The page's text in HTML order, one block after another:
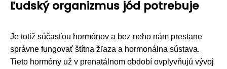
Ľudský organizmus jód potrebuje
Je totiž súčasťou hormónov a bez neho nám prestane
správne fungovať štítna žľaza a hormonálna sústava.
Tieto hormóny už v prenatálnom období ovplyvňujú vývoj